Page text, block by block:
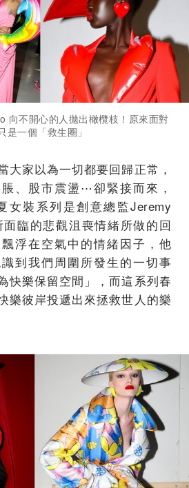
向不開心的人拋出橄欖枝！原來面對
一個「救生圈」
大家以為一切都要回歸正常，
、股市震盪⋯卻緊接而來，
女裝系列是創意總監Jeremy
臨的悲觀沮喪情緒所做的回
浮在空氣中的情緒因子，他
到我們周圍所發生的一切事
快樂保留空間」，而這系列春
樂彼岸投遞出來拯救世人的樂